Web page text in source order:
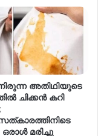
അതിഥിയുടെ
ചിക്കൻ കറി
ഒരാൾ മരിച്ചു